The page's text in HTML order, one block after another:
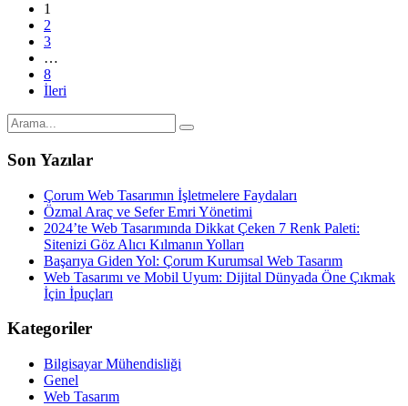
1
2
3
…
8
İleri
Son Yazılar
Çorum Web Tasarımın İşletmelere Faydaları
Özmal Araç ve Sefer Emri Yönetimi
2024’te Web Tasarımında Dikkat Çeken 7 Renk Paleti:
Sitenizi Göz Alıcı Kılmanın Yolları
Başarıya Giden Yol: Çorum Kurumsal Web Tasarım
Web Tasarımı ve Mobil Uyum: Dijital Dünyada Öne Çıkmak
İçin İpuçları
Kategoriler
Bilgisayar Mühendisliği
Genel
Web Tasarım